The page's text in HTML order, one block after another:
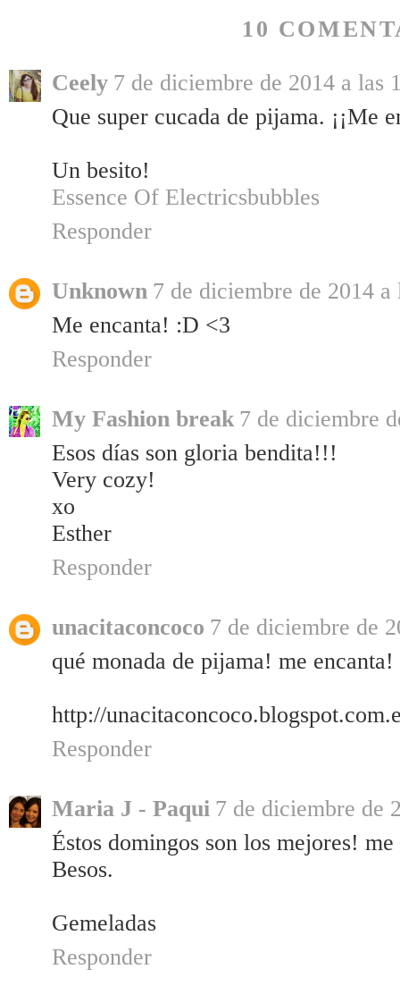
10
Ceely 7 de diciembre de 2014 a las
Que super cucada de pijama. ¡¡Me
Un besito!
Essence Of Electricsbubbles
Responder
Unknown 7 de diciembre de 2014 a
Me encanta! :D <3
Responder
My Fashion break 7 de diciembre
Esos días son gloria bendita!!!
Very cozy!
xo
Esther
Responder
unacitaconcoco 7 de diciembre de
qué monada de pijama! me encanta!
http://
Responder
Maria J - Paqui 7 de diciembre de
Éstos domingos son los mejores!
Besos.
Gemeladas
Responder